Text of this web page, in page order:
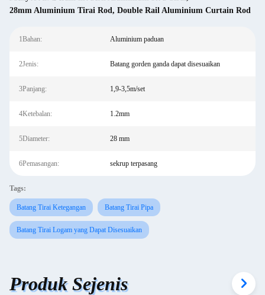
28mm Aluminium Tirai Rod, Double Rail Aluminium Curtain Rod
1Bahan: Aluminium paduan
2Jenis: Batang gorden ganda dapat disesuaikan
3Panjang: 1,9-3,5m/set
4Ketebalan: 1.2mm
5Diameter: 28 mm
6Pemasangan: sekrup terpasang
Tags:
Batang Tirai Ketegangan Batang Tirai Pipa
Batang Tirai Logam yang Dapat Disesuaikan
Produk Sejenis